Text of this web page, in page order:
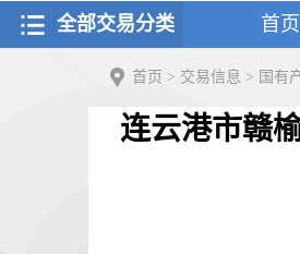
全部交易分类 首页
首页 > 交易信息 > 国有
连云港市赣